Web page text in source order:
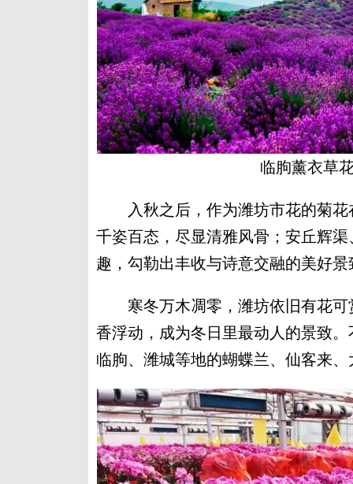
临朐薰衣草
入秋之后，作为潍坊市花的菊花
千姿百态，尽显清雅风骨；安丘辉
趣，勾勒出丰收与诗意交融的美好景
寒冬万木凋零，潍坊依旧有花可
香浮动，成为冬日里最动人的景致
临朐、潍城等地的蝴蝶兰、仙客来